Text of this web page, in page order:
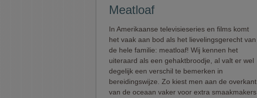
Meatloaf
In Amerikaanse televisieseries en films komt
het vaak aan bod als het lievelingsgerecht van
de hele familie: meatloaf! Wij kennen het
uiteraard als een gehaktbroodje, al valt er wel
degelijk een verschil te bemerken in
bereidingswijze. Zo kiest men aan de overkant
van de oceaan vaker voor extra smaakmakers